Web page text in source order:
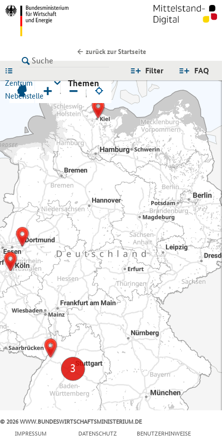
zurück zur Startseite
FAQ
Filter
Zentrum
Nebenstelle
Themen
+ −
© 2026 WWW.BUNDESWIRTSCHAFTSMINISTERIUM.DE
IMPRESSUM
DATENSCHUTZ BENUTZERHINWEISE